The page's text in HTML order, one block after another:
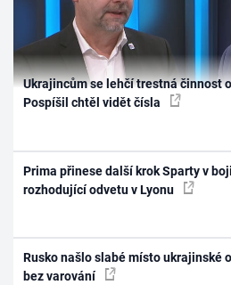
Ukrajincům se lehčí trestná činnost
Pospíšil chtěl vidět čísla
Prima přinese další krok Sparty v
rozhodující odvetu v Lyonu
Rusko našlo slabé místo ukrajinské
bez varování